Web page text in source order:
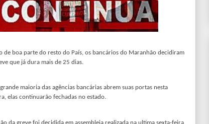
de boa parte do resto do País, os bancários do Maranhão decidiram
que já dura mais de 25 dias.
maioria das agências bancárias abrem suas portas nesta
elas continuarão fechadas no estado.
da greve foi decidida em assembleia realizada na ultima sexta-feira